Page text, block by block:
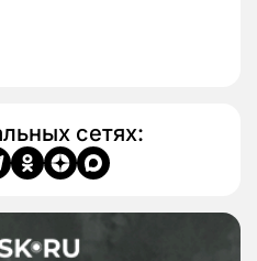
сетях: